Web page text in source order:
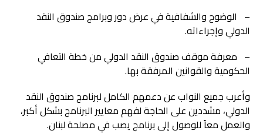
– الوضوح والشفافية في عرض دور وبرامج صندوق النقد
الدولي وإجراءاته.
– معرفة موقف صندوق النقد الدولي من خطة التعافي
الحكومية والقوانين المرفقة بها.
وأعرب جميع النواب عن دعمهم الكامل لبرنامج صندوق النقد
الدولي، مشددين على الحاجة لفهم معايير البرنامج بشكل أكبر،
والعمل معاً للوصول إلى برنامج يصب في مصلحة لبنان.